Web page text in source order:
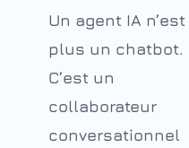
Un agent IA n’est
plus un chatbot.
C’est un
collaborateur
conversationnel